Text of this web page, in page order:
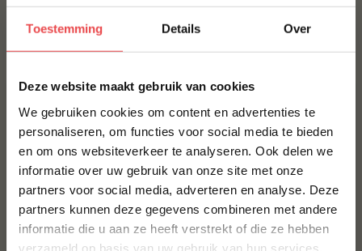
Toestemming Details Over
Deze website maakt gebruik van cookies
We gebruiken cookies om content en advertenties te
personaliseren, om functies voor social media te bieden
en om ons websiteverkeer te analyseren. Ook delen we
informatie over uw gebruik van onze site met onze
partners voor social media, adverteren en analyse. Deze
partners kunnen deze gegevens combineren met andere
informatie die u aan ze heeft verstrekt of die ze hebben
verzameld op basis van uw gebruik van hun services.
Bestel alles
Angus burger, 6 halen 5
betalen
10% korting op je
eerste bestelling*
Schrijf je in voor onze nieuwsbrief en ontvang direct
10% korting op jouw eerste bestelling.